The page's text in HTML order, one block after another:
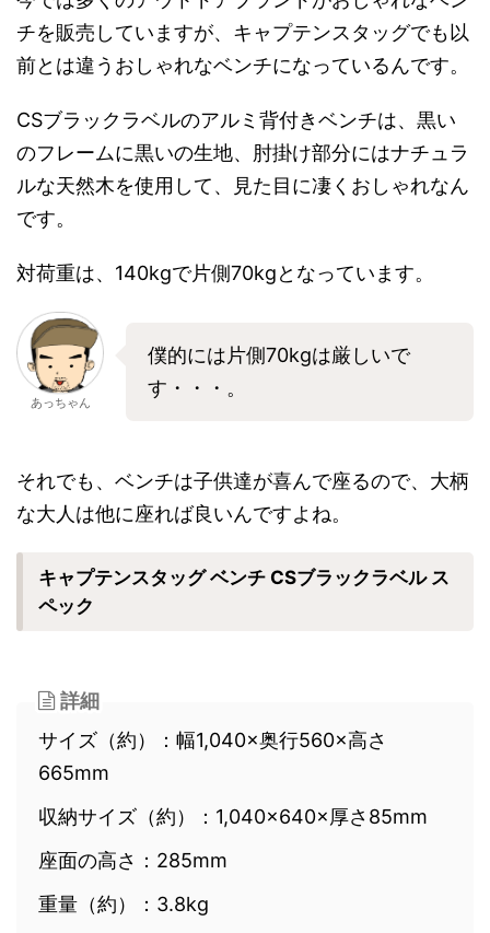
チを販売していますが、キャプテンスタッグでも以
前とは違うおしゃれなベンチになっているんです。
CSブラックラベルのアルミ背付きベンチは、黒い
のフレームに黒いの生地、肘掛け部分にはナチュラ
ルな天然木を使用して、見た目に凄くおしゃれなん
です。
対荷重は、140kgで片側70kgとなっています。
あっちゃん
僕的には片側70kgは厳しいで
す・・・。
それでも、ベンチは子供達が喜んで座るので、大柄
な大人は他に座れば良いんですよね。
キャプテンスタッグ ベンチ CSブラックラベル ス
ペック
詳細
サイズ（約）：幅1,040×奥行560×高さ
665mm
収納サイズ（約）：1,040×640×厚さ85mm
座面の高さ：285mm
重量（約）：3.8kg